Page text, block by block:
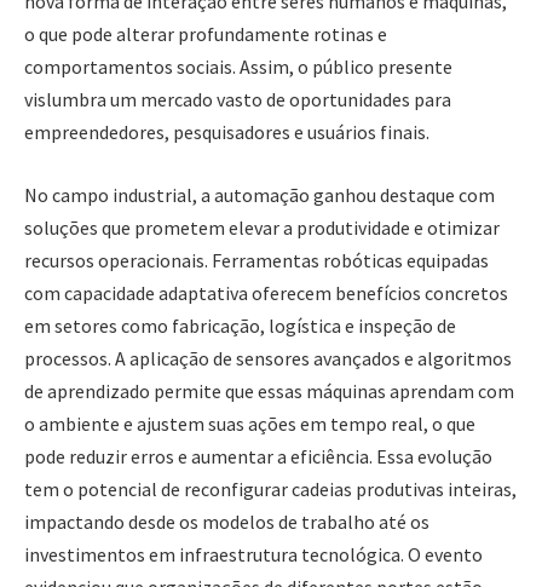
o que pode alterar profundamente rotinas e
comportamentos sociais. Assim, o público presente
vislumbra um mercado vasto de oportunidades para
empreendedores, pesquisadores e usuários finais.
No campo industrial, a automação ganhou destaque com
soluções que prometem elevar a produtividade e otimizar
recursos operacionais. Ferramentas robóticas equipadas
com capacidade adaptativa oferecem benefícios concretos
em setores como fabricação, logística e inspeção de
processos. A aplicação de sensores avançados e algoritmos
de aprendizado permite que essas máquinas aprendam com
o ambiente e ajustem suas ações em tempo real, o que
pode reduzir erros e aumentar a eficiência. Essa evolução
tem o potencial de reconfigurar cadeias produtivas inteiras,
impactando desde os modelos de trabalho até os
investimentos em infraestrutura tecnológica. O evento